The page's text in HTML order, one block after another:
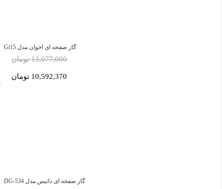
گاز صفحه ای اخوان مدل Gi15
13,077,000 تومان
10,592,370 تومان
گاز صفحه ای داتیس مدل DG-534